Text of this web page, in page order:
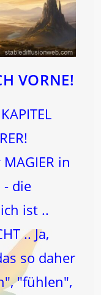
VORNE!
in
- die
ist ..
.. Ja,
so daher
"fühlen",